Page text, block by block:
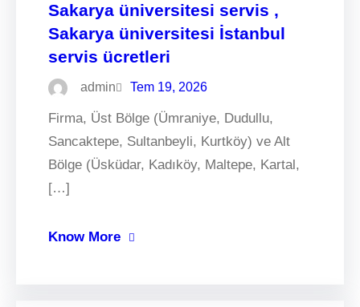
Sakarya üniversitesi servis ,
Sakarya üniversitesi İstanbul
servis ücretleri
admin Tem 19, 2026
Firma, Üst Bölge (Ümraniye, Dudullu,
Sancaktepe, Sultanbeyli, Kurtköy) ve Alt
Bölge (Üsküdar, Kadıköy, Maltepe, Kartal,
[…]
Know More